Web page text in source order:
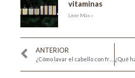
vitaminas
Leer Más »
ANTERIOR